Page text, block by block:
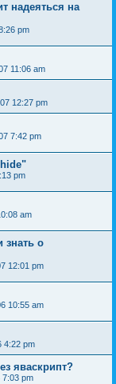
надеяться на
pm
11:06 am
12:27 pm
7:42 pm
pm
am
знать о
12:01 pm
10:55 am
4:22 pm
яваскрипт?
7:03 pm